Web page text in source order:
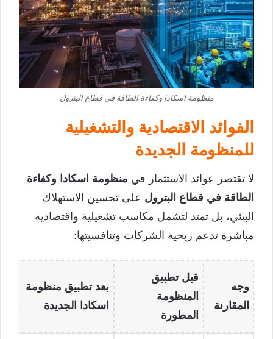
منظومة اسكادا وكفاءة الطاقة في قطاع البترول
الفوائد الاقتصادية والتشغيلية
للمنظومة الجديدة
لا تقتصر عوائد الاستثمار في منظومة اسكادا وكفاءة
الطاقة في قطاع البترول على تحسين الاستهلاك
البيئي، بل تمتد لتشمل مكاسب تشغيلية واقتصادية
مباشرة تدعم ربحية الشركات وتنافسيتها:
وجه
المقارنة
قبل تطبيق
المنظومة
المطورة
بعد تطبيق منظومة
اسكادا الجديدة